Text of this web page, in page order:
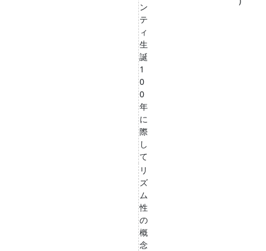
ン
テ
ィ
生
誕
1
0
0
年
に
際
し
て
リ
ズ
ム
性
の
概
念